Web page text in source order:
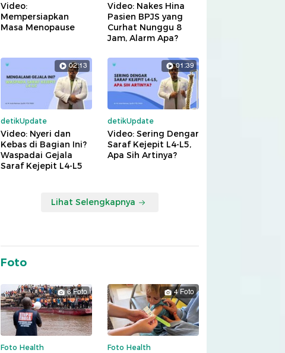
Video:
Mempersiapkan
Masa Menopause
Video: Nakes Hina
Pasien BPJS yang
Curhat Nunggu 8
Jam, Alarm Apa?
02:13
detikUpdate
Video: Nyeri dan
Kebas di Bagian Ini?
Waspadai Gejala
Saraf Kejepit L4-L5
01:39
detikUpdate
Video: Sering Dengar
Saraf Kejepit L4-L5,
Apa Sih Artinya?
Lihat Selengkapnya
Foto
6 Foto
Foto Health
4 Foto
Foto Health